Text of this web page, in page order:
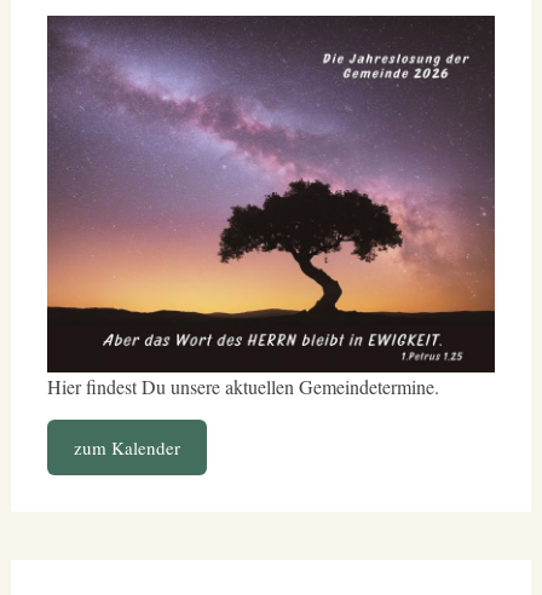
Hier findest Du unsere aktuellen Gemeindetermine.
zum Kalender